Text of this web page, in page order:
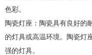
色彩。
陶瓷灯座：陶瓷具有良好的
的灯具或高温环境。陶瓷灯
强的灯具。